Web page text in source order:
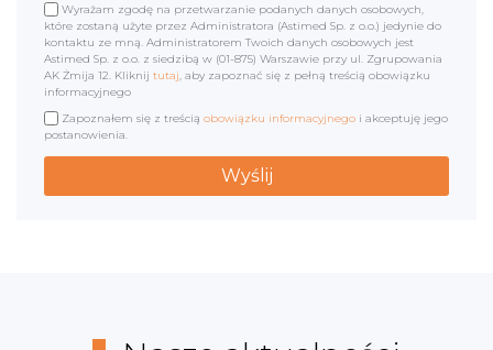
Wyrażam zgodę na przetwarzanie podanych danych osobowych,
które zostaną użyte przez Administratora (Astimed Sp. z o.o.) jedynie do
kontaktu ze mną. Administratorem Twoich danych osobowych jest
Astimed Sp. z o.o. z siedzibą w (01-875) Warszawie przy ul. Zgrupowania
AK Żmija 12. Kliknij tutaj, aby zapoznać się z pełną treścią obowiązku
informacyjnego
Zapoznałem się z treścią obowiązku informacyjnego i akceptuję jego
postanowienia.